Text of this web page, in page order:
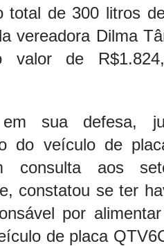
total de 300 litros
vereadora Dilma
valor de
sua defesa,
do veículo de
consulta aos
constatou se ter
por
de placa